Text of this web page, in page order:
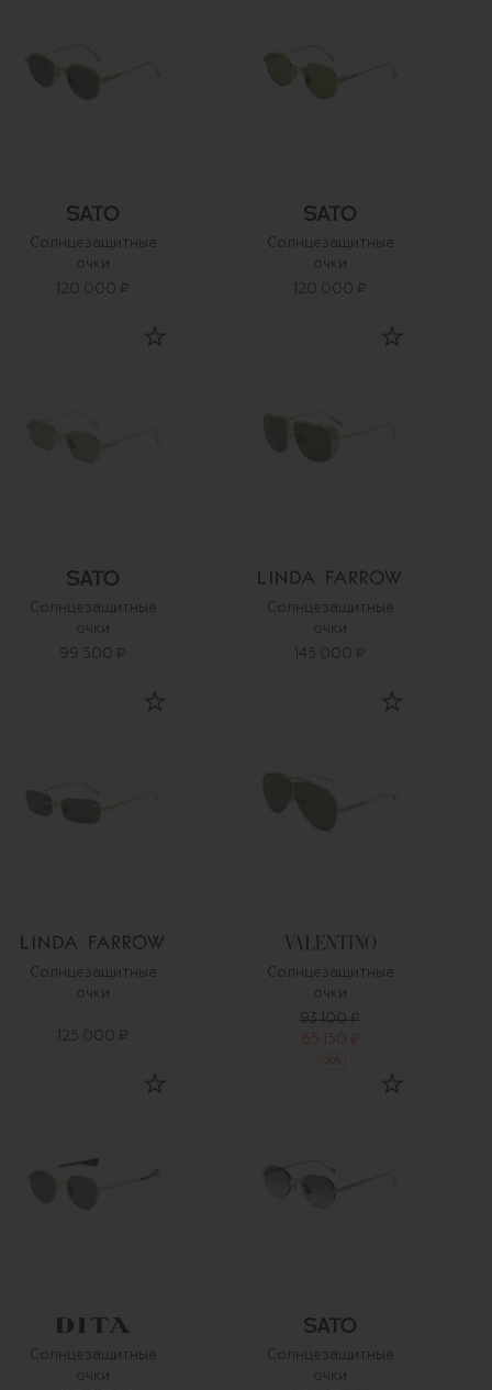
Солнцезащитные
очки
120 000 ₽
Солнцезащитные
очки
120 000 ₽
Солнцезащитные
очки
99 500 ₽
Солнцезащитные
очки
145 000 ₽
Солнцезащитные
очки
125 000 ₽
Солнцезащитные
очки
93 100 ₽
65 150 ₽
%
Солнцезащитные
очки
Солнцезащитные
очки